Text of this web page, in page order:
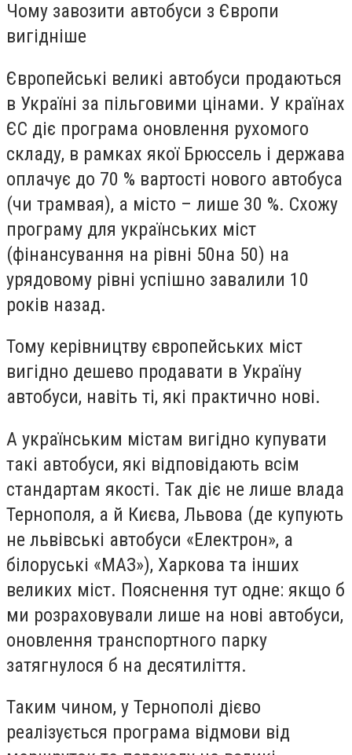
Чому завозити автобуси з Європи
вигідніше
Європейські великі автобуси продаються
в Україні за пільговими цінами. У країнах
ЄС діє програма оновлення рухомого
складу, в рамках якої Брюссель і держава
оплачує до 70 % вартості нового автобуса
(чи трамвая), а місто – лише 30 %. Схожу
програму для українських міст
(фінансування на рівні 50на 50) на
урядовому рівні успішно завалили 10
років назад.
Тому керівництву європейських міст
вигідно дешево продавати в Україну
автобуси, навіть ті, які практично нові.
А українським містам вигідно купувати
такі автобуси, які відповідають всім
стандартам якості. Так діє не лише влада
Тернополя, а й Києва, Львова (де купують
не львівські автобуси «Електрон», а
білоруські «МАЗ»), Харкова та інших
великих міст. Пояснення тут одне: якщо б
ми розраховували лише на нові автобуси,
оновлення транспортного парку
затягнулося б на десятиліття.
Таким чином, у Тернополі дієво
реалізується програма відмови від